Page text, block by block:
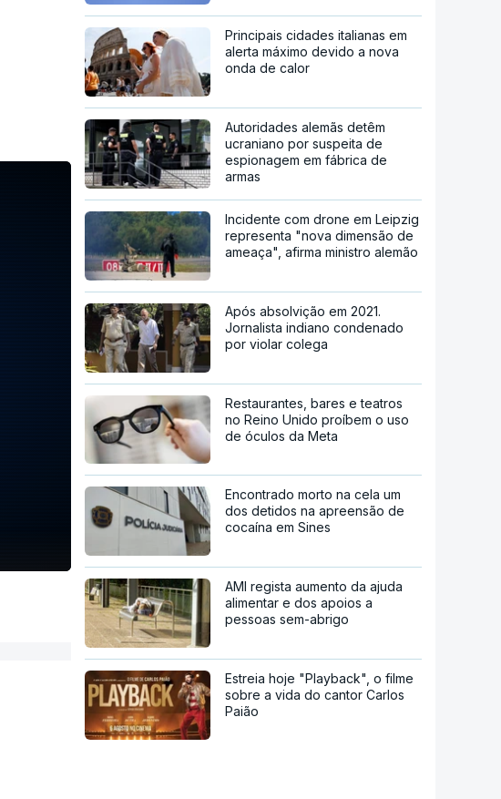
Principais cidades italianas em
alerta máximo devido a nova
onda de calor
Autoridades alemãs detêm
ucraniano por suspeita de
espionagem em fábrica de
armas
Incidente com drone em Leipzig
representa "nova dimensão de
ameaça", afirma ministro alemão
Após absolvição em 2021.
Jornalista indiano condenado
por violar colega
Restaurantes, bares e teatros
no Reino Unido proíbem o uso
de óculos da Meta
Encontrado morto na cela um
dos detidos na apreensão de
cocaína em Sines
AMI regista aumento da ajuda
alimentar e dos apoios a
pessoas sem-abrigo
Estreia hoje "Playback", o filme
sobre a vida do cantor Carlos
Paião